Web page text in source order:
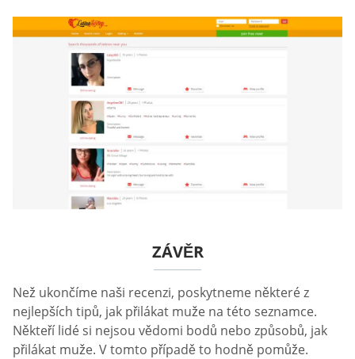
ZÁVĚR
Než ukončíme naši recenzi, poskytneme některé z
nejlepších tipů, jak přilákat muže na této seznamce.
Někteří lidé si nejsou vědomi bodů nebo způsobů, jak
přilákat muže. V tomto případě to hodně pomůže.